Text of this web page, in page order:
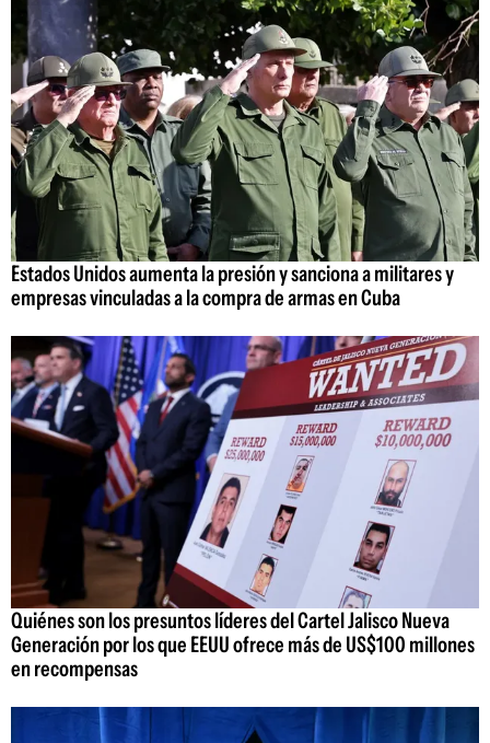
Estados Unidos aumenta la presión y sanciona a militares y
empresas vinculadas a la compra de armas en Cuba
Quiénes son los presuntos líderes del Cartel Jalisco Nueva
Generación por los que EEUU ofrece más de US$100 millones
en recompensas